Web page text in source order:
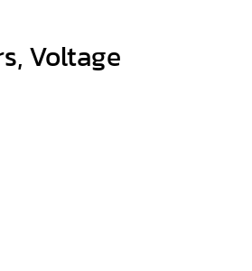
Voltage